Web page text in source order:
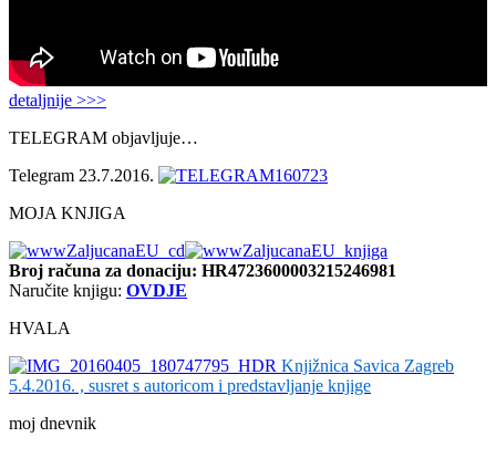
detaljnije >>>
TELEGRAM objavljuje…
Telegram 23.7.2016.
MOJA KNJIGA
Broj računa za donaciju: HR4723600003215246981
Naručite knjigu: OVDJE
HVALA
Knjižnica Savica Zagreb
5.4.2016. , susret s autoricom i predstavljanje knjige
moj dnevnik